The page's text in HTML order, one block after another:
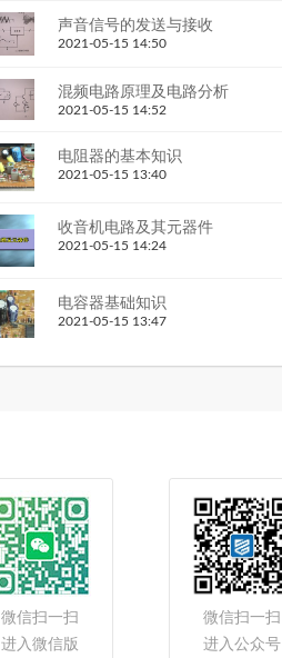
声音信号的发送与接收
2021-05-15 14:50
混频电路原理及电路分析
2021-05-15 14:52
电阻器的基本知识
2021-05-15 13:40
收音机电路及其元器件
2021-05-15 14:24
电容器基础知识
2021-05-15 13:47
微信扫一扫
进入微信版
微信扫一扫
进入公众号